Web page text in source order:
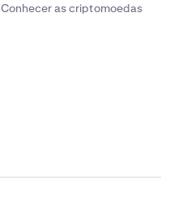
Conhecer as criptomoedas